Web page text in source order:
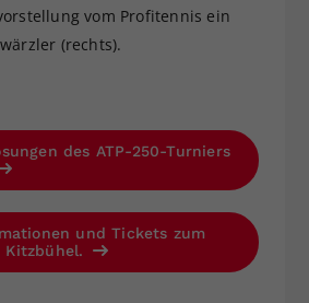
vom Profitennis ein
(rechts).
des ATP-250-Turniers
und Tickets zum
Kitzbühel.